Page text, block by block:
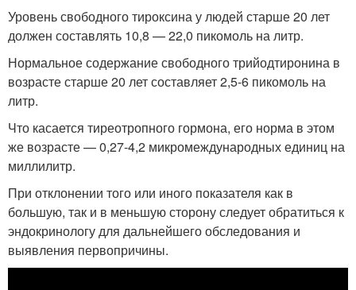
Уровень свободного тироксина у людей старше 20 лет
должен составлять 10,8 — 22,0 пикомоль на литр.
Нормальное содержание свободного трийодтиронина в
возрасте старше 20 лет составляет 2,5-6 пикомоль на
литр.
Что касается тиреотропного гормона, его норма в этом
же возрасте — 0,27-4,2 микромеждународных единиц на
миллилитр.
При отклонении того или иного показателя как в
большую, так и в меньшую сторону следует обратиться к
эндокринологу для дальнейшего обследования и
выявления первопричины.